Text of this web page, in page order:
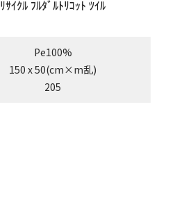
ﾘｻｲｸﾙ ﾌﾙﾀﾞﾙﾄﾘｺｯﾄ ﾂｲﾙ
Pe100%
150 x 50(cm×m乱)
205